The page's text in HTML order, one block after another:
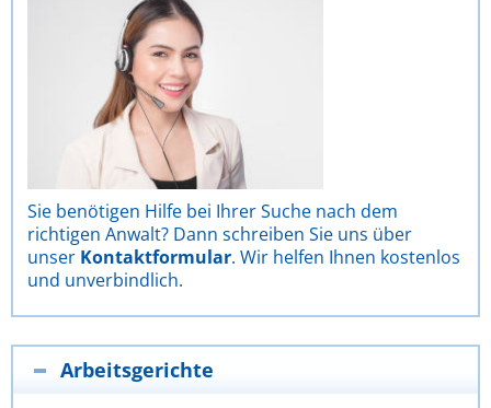
Sie benötigen Hilfe bei Ihrer Suche nach dem
richtigen Anwalt? Dann schreiben Sie uns über
unser Kontaktformular. Wir helfen Ihnen kostenlos
und unverbindlich.
Arbeitsgerichte